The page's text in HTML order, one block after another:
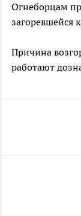
Огнеборцам
загоревшейся
Причина
работают